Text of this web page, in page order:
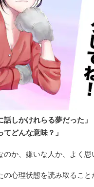
しかけれらる夢だった」
どんな意味？」
か、嫌いな人か、よく思
心理状態を読み取ること